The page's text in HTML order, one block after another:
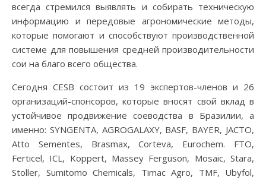
всегда стремился выявлять и собирать техническую
информацию и передовые агрономические методы,
которые помогают и способствуют производственной
системе для повышения средней производительности
сои на благо всего общества.
Сегодня CESB состоит из 19 экспертов-членов и 26
организаций-спонсоров, которые вносят свой вклад в
устойчивое продвижение соеводства в Бразилии, а
именно: SYNGENTA, AGROGALAXY, BASF, BAYER, JACTO,
Atto Sementes, Brasmax, Corteva, Eurochem. FTO,
Ferticel, ICL, Koppert, Massey Ferguson, Mosaic, Stara,
Stoller, Sumitomo Chemicals, Timac Agro, TMF, Ubyfol,